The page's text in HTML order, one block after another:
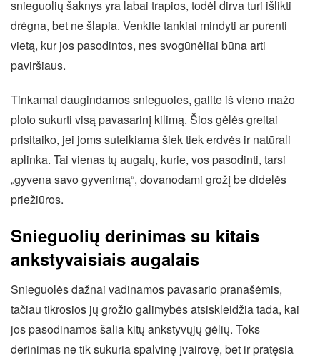
snieguolių šaknys yra labai trapios, todėl dirva turi išlikti
drėgna, bet ne šlapia. Venkite tankiai mindyti ar purenti
vietą, kur jos pasodintos, nes svogūnėliai būna arti
paviršiaus.
Tinkamai daugindamos snieguoles, galite iš vieno mažo
ploto sukurti visą pavasarinį kilimą. Šios gėlės greitai
prisitaiko, jei joms suteikiama šiek tiek erdvės ir natūrali
aplinka. Tai vienas tų augalų, kurie, vos pasodinti, tarsi
„gyvena savo gyvenimą“, dovanodami grožį be didelės
priežiūros.
Snieguolių derinimas su kitais
ankstyvaisiais augalais
Snieguolės dažnai vadinamos pavasario pranašėmis,
tačiau tikrosios jų grožio galimybės atsiskleidžia tada, kai
jos pasodinamos šalia kitų ankstyvųjų gėlių. Toks
derinimas ne tik sukuria spalvinę įvairovę, bet ir pratęsia